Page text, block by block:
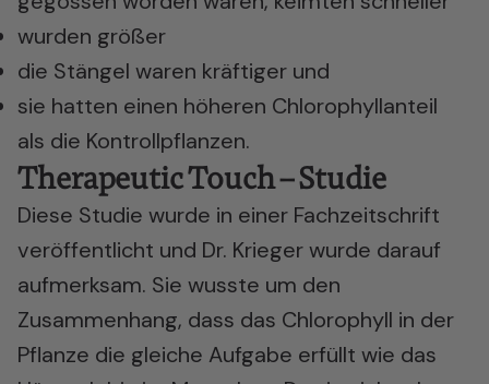
wurden größer
die Stängel waren kräftiger und
sie hatten einen höheren Chlorophyllanteil
als die Kontrollpflanzen.
Therapeutic Touch – Studie
Diese Studie wurde in einer Fachzeitschrift
veröffentlicht und Dr. Krieger wurde darauf
aufmerksam. Sie wusste um den
Zusammenhang, dass das Chlorophyll in der
Pflanze die gleiche Aufgabe erfüllt wie das